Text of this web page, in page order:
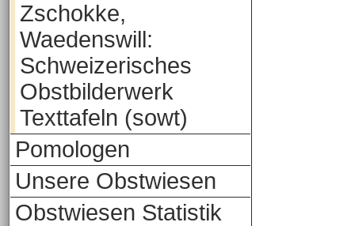
Zschokke,
Waedenswill:
Schweizerisches
Obstbilderwerk
Texttafeln (sowt)
Pomologen
Unsere Obstwiesen
Obstwiesen Statistik